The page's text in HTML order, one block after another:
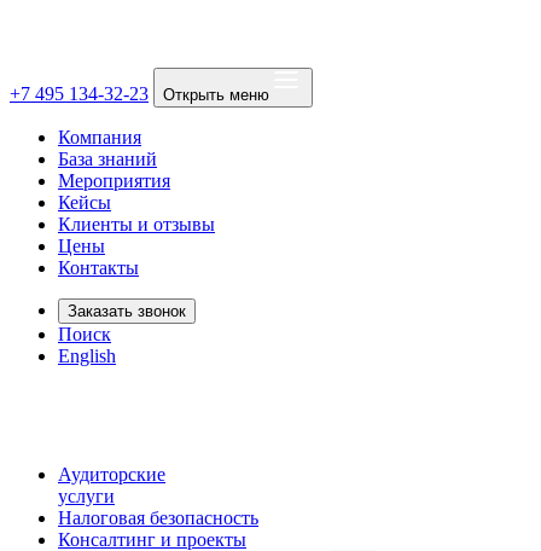
+7 495 134-32-23 Открыть меню
Компания
База знаний
Мероприятия
Кейсы
Клиенты и отзывы
Цены
Контакты
Заказать звонок
Поиск
English
Аудиторские
услуги
Налоговая безопасность
Консалтинг и проекты